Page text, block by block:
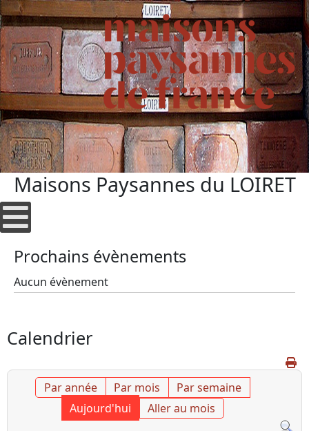
Maisons Paysannes du LOIRET
Prochains évènements
Aucun évènement
Calendrier
Par année Par mois
Par semaine
Aujourd'hui
Aller au mois